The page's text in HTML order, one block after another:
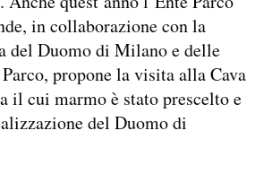
in collaborazione con la
del Duomo di Milano e delle
propone la visita alla Cava
il cui marmo è stato prescelto e
del Duomo di